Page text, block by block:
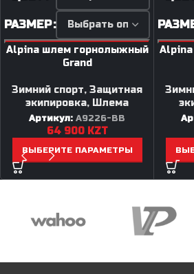
РАЗМЕР
Alpina шлем горнолыжный
Grand
Зимний спорт, Защитная
экипировка, Шлема
Артикул: A9226-BB
64 900 KZT
ВЫБЕРИТЕ ПАРАМЕТРЫ